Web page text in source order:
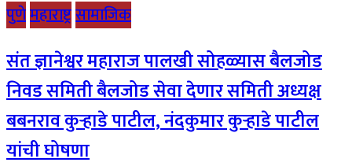
पुणेमहाराष्ट्रसामाजिक
संत ज्ञानेश्वर महाराज पालखी सोहळ्यास बैलजोड
निवड समिती बैलजोड सेवा देणार समिती अध्यक्ष
बबनराव कुऱ्हाडे पाटील, नंदकुमार कुऱ्हाडे पाटील
यांची घोषणा